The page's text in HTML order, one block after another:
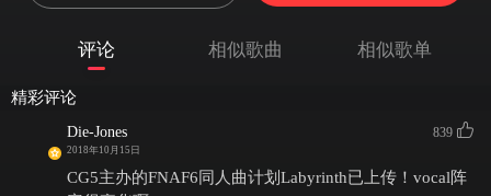
挥霍你的小钱钱，还有明星，他们会齐聚一堂
只不过要小心你买的那些东西
You never know what's hiding inside.
评论 相似歌曲 相似歌单
精彩评论
Die-Jones
2018年10月15日
839
CG5主办的FNAF6同人曲计划Labyrinth已上传！vocal阵